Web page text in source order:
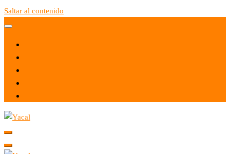
Saltar al contenido